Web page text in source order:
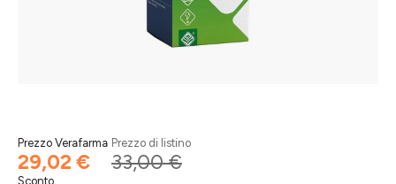
Prezzo Verafarma
29,02 €
Prezzo di listino
33,00 €
Sconto